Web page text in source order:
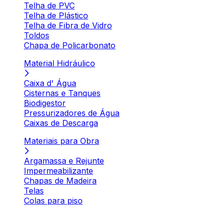
Telha de PVC
Telha de Plástico
Telha de Fibra de Vidro
Toldos
Chapa de Policarbonato
Material Hidráulico
Caixa d' Água
Cisternas e Tanques
Biodigestor
Pressurizadores de Água
Caixas de Descarga
Materiais para Obra
Argamassa e Rejunte
Impermeabilizante
Chapas de Madeira
Telas
Colas para piso